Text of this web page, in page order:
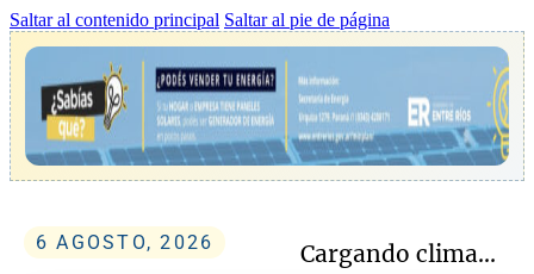
Saltar al contenido principal Saltar al pie de página
6 AGOSTO, 2026 Cargando clima...